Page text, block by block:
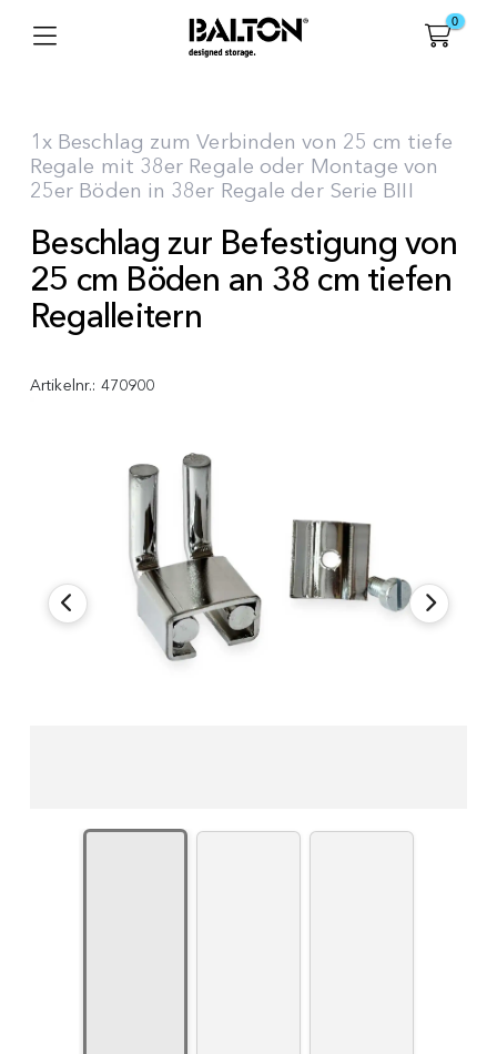
0
1x Beschlag zum Verbinden von 25 cm tiefe
Regale mit 38er Regale oder Montage von
25er Böden in 38er Regale der Serie BIII
Beschlag zur Befestigung von
25 cm Böden an 38 cm tiefen
Regalleitern
Artikelnr.: 470900